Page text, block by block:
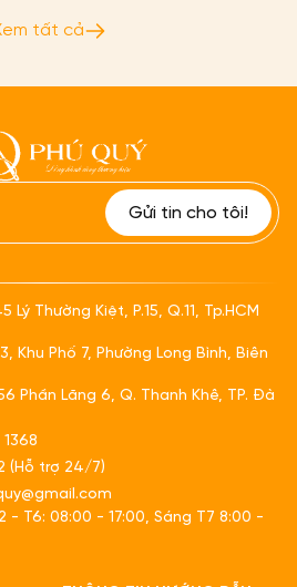
tất cả
Thường Kiệt, P.15, Q.11, Tp.HCM
Khu Phố 7, Phường Long Bình, Biên
Phần Lăng 6, Q. Thanh Khê, TP. Đà
(Hỗ trợ 24/7)
- T6: 08:00 - 17:00, Sáng T7 8:00 -